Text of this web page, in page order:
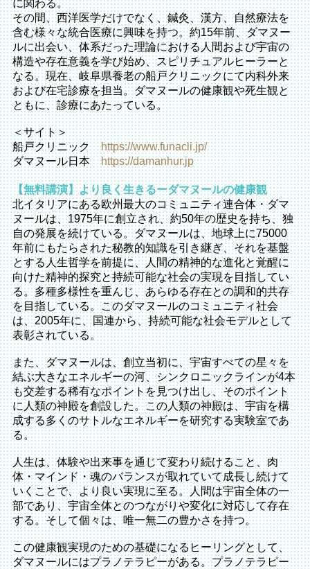
に関わる。
その間、西洋医学だけでなく、鍼灸、漢方、自然療法を
含む様々な統合医療に興味を持つ。約15年前、ダマヌー
ルに出会い、体系だった理論における人間および宇宙の
構造や存在意義を学び始め、スピリチュアルヒーラーと
なる。現在、岐阜県養老の船戸クリニックにて内科外来
および在宅診療を担当。ダマヌールの健康観や死生観と
ともに、診療にあたっている。
＜サイト＞
船戸クリニックhttps://www.funacli.jp/
ダマヌール日本https://damanhur.jp
【無料講演】より良く生きるーダマヌールの健康観
北イタリアにある欧州最大のコミュニティ連合体・ダマ
ヌールは、1975年に創立され、約50年の歴史を持ち、独
自の発展を続けている。ダマヌールは、地球上に75000
年前にもたらされた秘教的知識を引き継ぎ、それを基盤
とする人生哲学を前提に、人間の精神的な進化と覚醒に
向けた精神的探究と持続可能な社会の実現を目指してい
る。多種多様性を重んじ、あらゆる存在との調和的共存
を目指している。このダマヌールのコミュニティ社会
は、2005年に、国連から、持続可能な社会モデルとして
表彰されている。
また、ダマヌールは、創立当初に、宇宙すべての星々を
結ぶ大きなエネルギーの河、シンクロニックラインが4本
も交差する稀有なポイントを見つけ出し、そのポイント
に人類の神殿を創設した。この人類の神殿は、宇宙を構
成する多くのサトルなエネルギーを研究する実験室であ
る。
人生は、体験や出来事を通じて変わり続けること、肉
体・マインド・魂のバランスが取れていて成長し続けて
いくことで、より良い実現に至る。人間は宇宙全体の一
部であり、宇宙全体とのつながりや変化に対応して存在
する。そして個々は、唯一無二の豊かさを持つ。
この健康観実現のための基礎になるヒーリングとして、
ダマヌールにはプラノテラピーがある。プラノテラピー